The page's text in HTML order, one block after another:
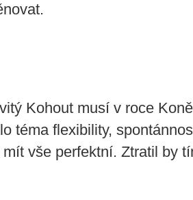
Kohout musí v roce
téma flexibility,
vše perfektní. Ztratil by